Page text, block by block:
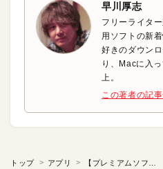
早川厚志
フリーライタ
用ソフトの新
好きのダウン
り、Macに入
上。
この著者の記
トップ アプリ